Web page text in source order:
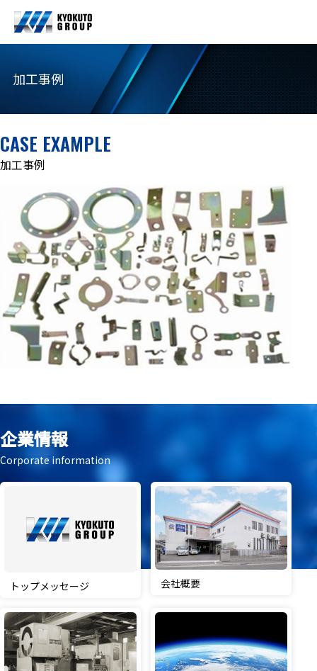
加工事例
CASE EXAMPLE
加工事例
企業情報
Corporate information
トップメッセージ 会社概要